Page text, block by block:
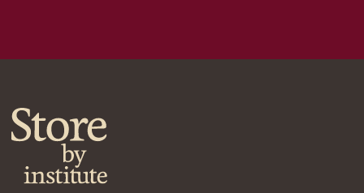
Доставка и самовывоз
Оплата и возврат
Согласие на обработку
персональных данных
Политика
конфиденциальности